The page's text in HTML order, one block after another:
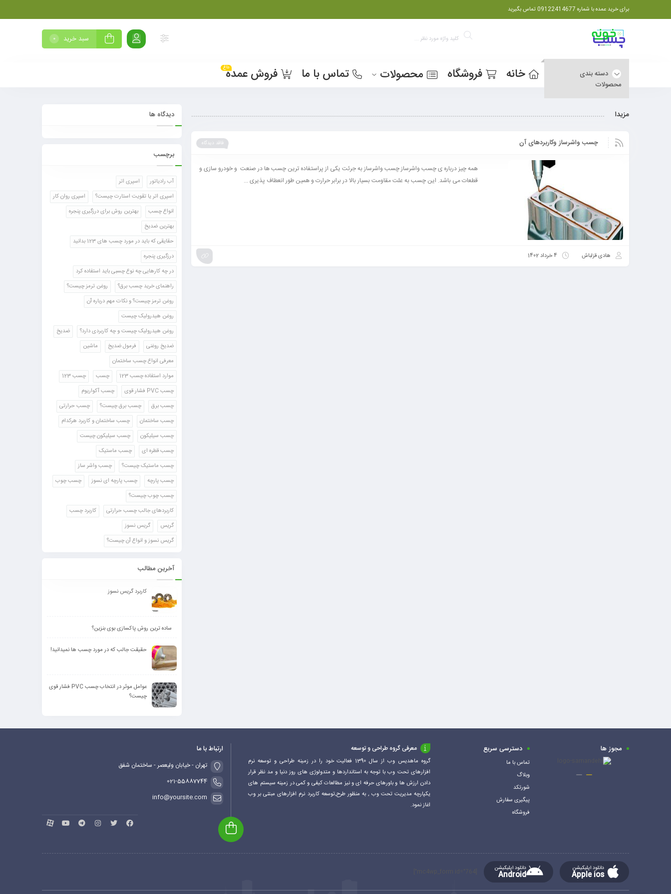
برای خرید عمده با شماره 09122414677 تماس بگیرید
سبد خرید 0
دسته بندی
محصولات
خانه فروشگاه محصولات تماس با ما فروش عمدهداغ
مزیدا
فاقد دیدگاه چسب واشرساز وکاربردهای آن
همه چیز درباره ی چسب واشرساز چسب واشرساز به جرئت یکی از پر‌استفاده‌ ترین چسب ها در صنعت و خودرو سازی و
قطعات می باشد. این چسب به علت مقاومت بسیار بالا در برابر حرارت و همین طور انعطاف پذیری ...
هادی قزلباش 4 خرداد 1402
دیدگاه ها
برچسب
آب رادیاتور
اسپری اتر
اسپری اتر یا تقویت استارت چیست؟
اسپری روان کار
انواع چسب
بهترین روش برای درزگیری پنجره
بهترین ضدیخ
حقایقی که باید در مورد چسب های 123 بدانید
درزگیری پنجره
در چه کارهایی چه نوع چسبی باید استفاده کرد
راهنمای خرید چسب برق؟
روغن ترمز چیست؟
روغن ترمز چیست؟ و نکات مهم درباره آن
روغن هیدرولیک چیست
روغن هیدرولیک چیست و چه کاربردی دارد؟
ضدیخ
ضدیخ روغنی
فرمول ضدیخ
ماشین
معرفی انواع چسب ساختمان
موارد استفاده چسب 123
چسب
چسب 123
چسب PVC فشار قوی
چسب آکواریوم
چسب برق
چسب برق چیست؟
چسب حرارتی
چسب ساختمان
چسب ساختمان و کاربرد هرکدام
چسب سیلیکون
چسب سیلیکون چیست
چسب قطره ای
چسب ماستیک
چسب ماستیک چیست؟
چسب واشر ساز
چسب پارچه
چسب پارچه ای نسوز
چسب چوب
چسب چوب چیست؟
کاربردهای جالب چسب حرارتی
کاربرد چسب
گریس
گریس نسوز
گریس نسوز و انواع آن چیست؟
آخرین مطالب
کاربرد گریس نسوز
ساده ترین روش پاکسازی بوی بنزین؟
حقیقت جالب که در مورد چسب ها نمیدانید!
عوامل موثر در انتخاب چسب PVC فشار قوی
چیست؟
مجوز ها دسترسی سریع
تماس با ما
وبلاگ
شورتکد
پیگیری سفارش
فروشگاه
معرفی گروه طراحی و توسعه
گروه ماهدیس وب از سال 1390 فعالیت خود را در زمینه طراحی و توسعه نرم
افزارهای تحت وب با توجه به استانداردها و متدولوژی های روز دنیا و مد نظر قرار
دادن ارزش ها و باورهای حرفه ای و نیز مطالعات کیفی و کمی در زمینه سیستم های
یکپارچه مدیریت تحت وب , به منظور طرح,توسعه کاربرد نرم افزارهای مبتنی بر وب
اغاز نمود.
ارتباط با ما
تهران - خیابان ولیعصر - ساختمان شفق
021-55887744
info@yoursite.com
دانلود اپلیکیشن
Apple ios
دانلود اپلیکیشن
Android